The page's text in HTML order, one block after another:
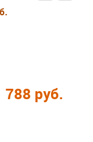
788 руб.